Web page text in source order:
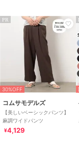
PR
30%OFF
コムサモデルズ
【美しいベーシックパンツ】
麻調ワイドパンツ
¥4,129